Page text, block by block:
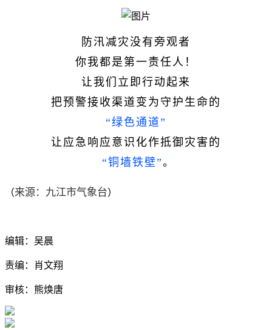
防汛减灾没有旁观者
你我都是第一责任人！
让我们立即行动起来
把预警接收渠道变为守护生命的
“绿色通道”
让应急响应意识化作抵御灾害的
“铜墙铁壁”。
（来源：九江市气象台）
编辑：吴晨
责编：肖文翔
审核：熊焕唐